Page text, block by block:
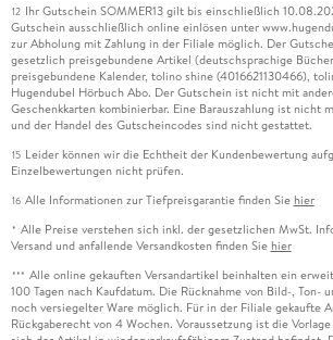
12 Ihr Gutschein SOMMER13 gilt bis einschließlich
Gutschein ausschließlich online einlösen unter
zur Abholung mit Zahlung in der Filiale möglich. Der
gesetzlich preisgebundene Artikel (deutschsprachige
preisgebundene Kalender, tolino shine (4016621130466),
Hugendubel Hörbuch Abo. Der Gutschein ist nicht mit
Geschenkkarten kombinierbar. Eine Barauszahlung ist nicht
und der Handel des Gutscheincodes sind nicht gestattet.
15 Leider können wir die Echtheit der Kundenbewertung
Einzelbewertungen nicht prüfen.
16 Alle Informationen zur Tiefpreisgarantie finden Sie hier
* Alle Preise verstehen sich inkl. der gesetzlichen MwSt.
Versand und anfallende Versandkosten finden Sie hier
*** Alle online gekauften Versandartikel beinhalten ein
100 Tagen nach Kaufdatum. Die Rücknahme von Bild-, Ton-
noch versiegelter Ware möglich. Für in der Filiale gekaufte
Rückgaberecht von 4 Wochen. Voraussetzung ist die Vorlage